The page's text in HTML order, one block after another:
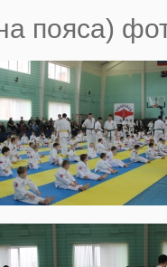
пояса)